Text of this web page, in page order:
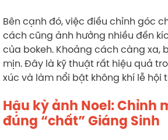
Bên cạnh đó, việc điều chỉnh góc
cách cũng ảnh hưởng nhiều đến
của bokeh. Khoảng cách càng xa,
mịn. Đây là kỹ thuật rất hiệu quả
xúc và làm nổi bật không khí lễ hội
Hậu kỳ ảnh Noel: Chỉnh
đúng “chất” Giáng Sinh